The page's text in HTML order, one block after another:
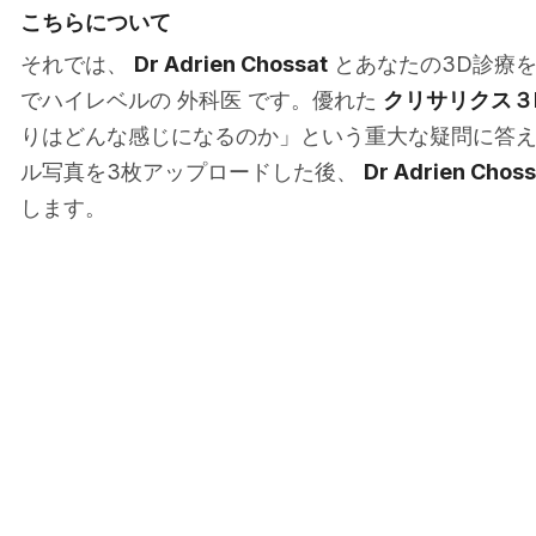
こちらについて
それでは、 Dr Adrien Chossat とあなたの3D診療
でハイレベルの 外科医 です。優れた クリサリクス
りはどんな感じになるのか」という重大な疑問に答
ル写真を3枚アップロードした後、 Dr Adrien
します。